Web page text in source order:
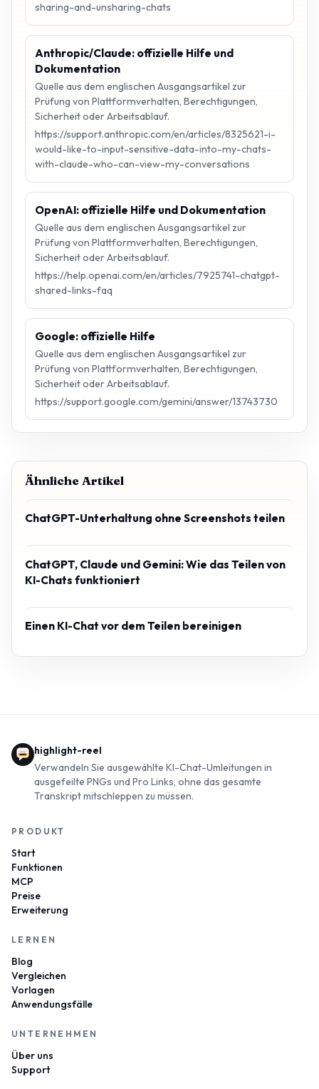
sharing-and-unsharing-chats
Anthropic/Claude: offizielle Hilfe und
Dokumentation
Quelle aus dem englischen Ausgangsartikel zur
Prüfung von Plattformverhalten, Berechtigungen,
Sicherheit oder Arbeitsablauf.
https://support.anthropic.com/en/articles/8325621-i-
would-like-to-input-sensitive-data-into-my-chats-
with-claude-who-can-view-my-conversations
OpenAI: offizielle Hilfe und Dokumentation
Quelle aus dem englischen Ausgangsartikel zur
Prüfung von Plattformverhalten, Berechtigungen,
Sicherheit oder Arbeitsablauf.
https://help.openai.com/en/articles/7925741-chatgpt-
shared-links-faq
Google: offizielle Hilfe
Quelle aus dem englischen Ausgangsartikel zur
Prüfung von Plattformverhalten, Berechtigungen,
Sicherheit oder Arbeitsablauf.
https://support.google.com/gemini/answer/13743730
Ähnliche Artikel
ChatGPT-Unterhaltung ohne Screenshots teilen
ChatGPT, Claude und Gemini: Wie das Teilen von
KI-Chats funktioniert
Einen KI-Chat vor dem Teilen bereinigen
highlight-reel
Verwandeln Sie ausgewählte KI-Chat-Umleitungen in
ausgefeilte PNGs und Pro Links, ohne das gesamte
Transkript mitschleppen zu müssen.
PRODUKT
Start
Funktionen
MCP
Preise
Erweiterung
LERNEN
Blog
Vergleichen
Vorlagen
Anwendungsfälle
UNTERNEHMEN
Über uns
Support